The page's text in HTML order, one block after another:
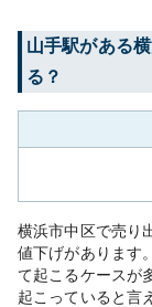
山手駅がある
る？
横浜市中区で売り
値下げがあります
て起こるケースが
起こっていると言